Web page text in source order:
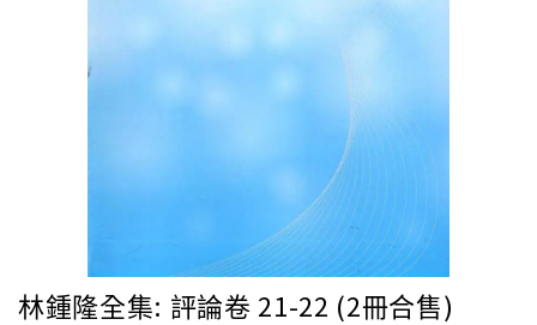
林鍾隆全集: 評論卷 21-22 (2冊合售)